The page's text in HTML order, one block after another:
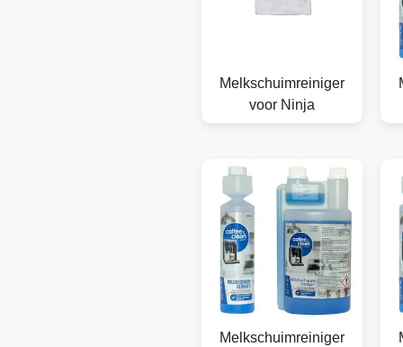
Melkschuimreiniger
voor Ninja
Melkschuimreiniger